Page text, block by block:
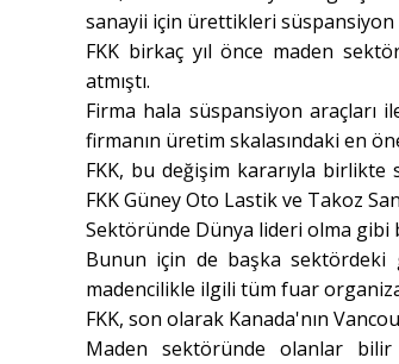
sanayii için ürettikleri süspansiyon
FKK birkaç yıl önce maden
atmıştı.
Firma hala süspansiyon
firmanın üretim skalasındaki en
FKK, bu değişim kararıyla
FKK Güney Oto Lastik ve Takoz
Sektöründe Dünya lideri olma
Bunun için de başka sektördeki
madencilikle ilgili tüm fuar
FKK, son olarak Kanada'nın
Maden sektöründe olanlar